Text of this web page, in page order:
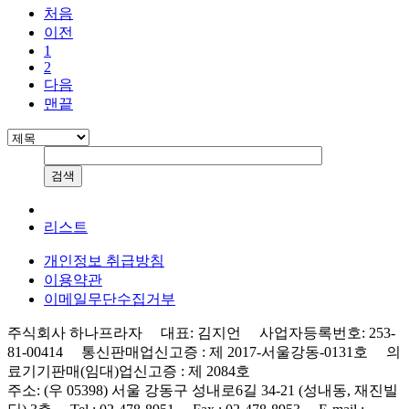
처음
이전
1
2
다음
맨끝
리스트
개인정보 취급방침
이용약관
이메일무단수집거부
주식회사 하나프라자 대표: 김지언 사업자등록번호: 253-
81-00414 통신판매업신고증 : 제 2017-서울강동-0131호 의
료기기판매(임대)업신고증 : 제 2084호
주소: (우 05398) 서울 강동구 성내로6길 34-21 (성내동, 재진빌